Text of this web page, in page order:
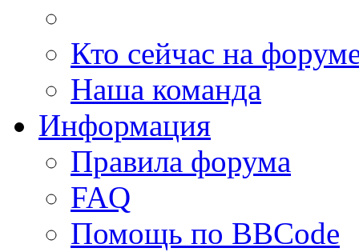
Кто сейчас на
Наша команда
Информация
Правила форума
FAQ
Помощь по BBCode